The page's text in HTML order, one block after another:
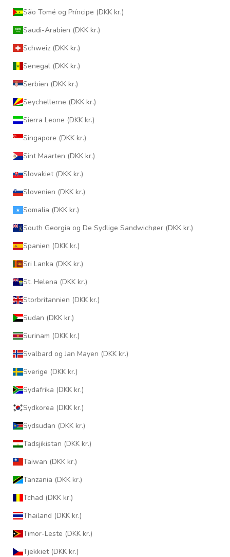
São Tomé og Príncipe (DKK kr.)
Saudi-Arabien (DKK kr.)
Schweiz (DKK kr.)
Senegal (DKK kr.)
Serbien (DKK kr.)
Seychellerne (DKK kr.)
Sierra Leone (DKK kr.)
Singapore (DKK kr.)
Sint Maarten (DKK kr.)
Slovakiet (DKK kr.)
Slovenien (DKK kr.)
Somalia (DKK kr.)
South Georgia og De Sydlige Sandwichøer (DKK kr.)
Spanien (DKK kr.)
Sri Lanka (DKK kr.)
St. Helena (DKK kr.)
Storbritannien (DKK kr.)
Sudan (DKK kr.)
Surinam (DKK kr.)
Svalbard og Jan Mayen (DKK kr.)
Sverige (DKK kr.)
Sydafrika (DKK kr.)
Sydkorea (DKK kr.)
Sydsudan (DKK kr.)
Tadsjikistan (DKK kr.)
Taiwan (DKK kr.)
Tanzania (DKK kr.)
Tchad (DKK kr.)
Thailand (DKK kr.)
Timor-Leste (DKK kr.)
Tjekkiet (DKK kr.)